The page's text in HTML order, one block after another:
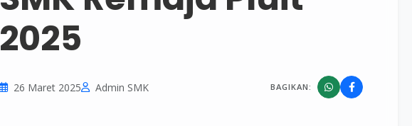
2025
26 Maret 2025 Admin SMK BAGIKAN: